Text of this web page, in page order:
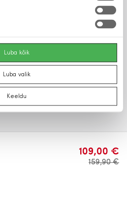
Luba kõik
Luba valik
Keeldu
109,00 €
159,90 €